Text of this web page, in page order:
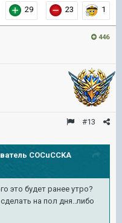
29 23 1
446
#13
COCuCCKA
это будет ранее утро?
на пол дня..либо